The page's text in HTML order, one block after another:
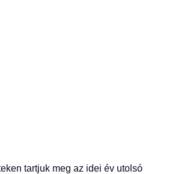
tartjuk meg az idei év utolsó